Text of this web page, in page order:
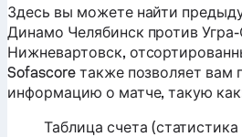
Здесь вы можете найти
Динамо Челябинск против
Нижневартовск,
Sofascore также позволяет вам
информацию о матче, такую
Таблица счета